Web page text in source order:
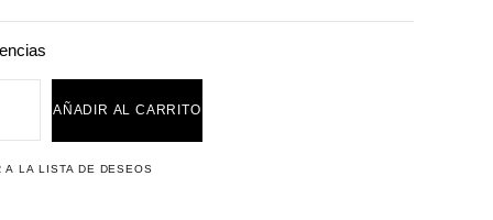
AÑADIR AL CARRITO
A LA LISTA DE DESEOS